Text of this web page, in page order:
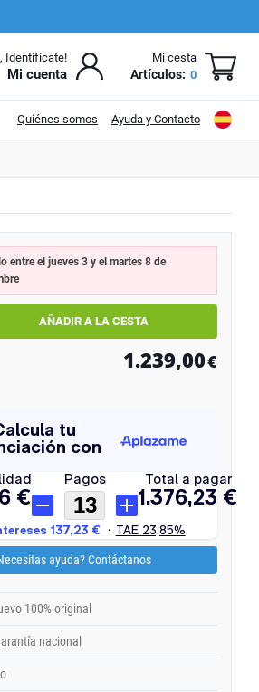
Identifícate!
Mi cuenta
Mi cesta
Artículos: 0
Quiénes somos Ayuda y Contacto
entre el jueves 3 y el martes 8 de
1.239,00€
ayuda? Contáctanos
100% original
nacional